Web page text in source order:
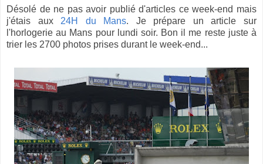
Désolé de ne pas avoir publié d'articles ce week-end mais
j'étais aux 24H du Mans. Je prépare un article sur
l'horlogerie au Mans pour lundi soir. Bon il me reste juste à
trier les 2700 photos prises durant le week-end...